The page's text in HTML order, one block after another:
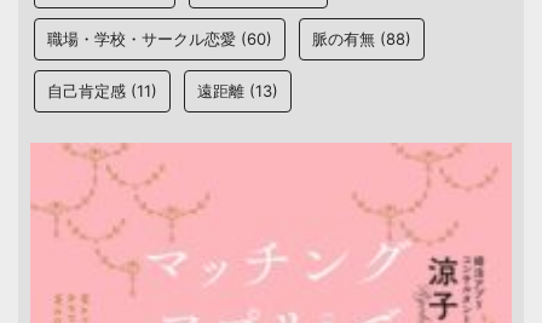
職場・学校・サークル恋愛 (60) 脈の有無 (88)
自己肯定感 (11) 遠距離 (13)